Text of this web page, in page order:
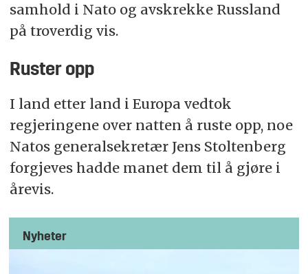
samhold i Nato og avskrekke Russland
på troverdig vis.
Ruster opp
I land etter land i Europa vedtok
regjeringene over natten å ruste opp, noe
Natos generalsekretær Jens Stoltenberg
forgjeves hadde manet dem til å gjøre i
årevis.
Nyheter